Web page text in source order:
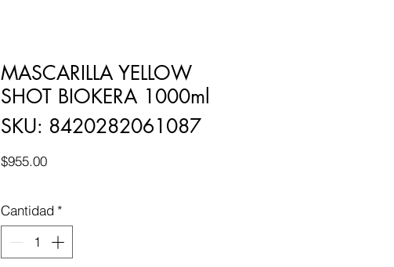
MASCARILLA YELLOW
SHOT BIOKERA 1000ml
SKU: 8420282061087
$955.00Precio
Cantidad *